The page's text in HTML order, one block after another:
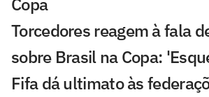
Torcedores reagem à fala
sobre Brasil na Copa:
Fifa dá ultimato às